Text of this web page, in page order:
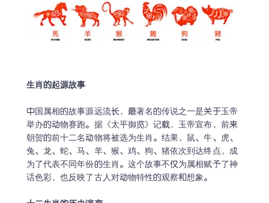
生肖的起源故事
中国属相的故事源远流长，最著名的传说之一是关于玉帝
举办的动物赛跑。据《太平御览》记载，玉帝宣布，前来
朝贺的前十二名动物将被选为生肖。结果，鼠、牛、虎、
兔、龙、蛇、马、羊、猴、鸡、狗、猪依次到达终点，成
为了代表不同年份的生肖。这个故事不仅为属相赋予了神
话色彩，也反映了古人对动物特性的观察和想象。